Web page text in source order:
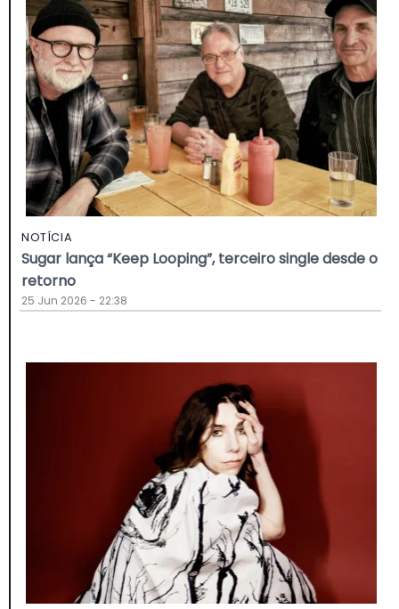
NOTÍCIA
Sugar lança “Keep Looping”, terceiro single desde o
retorno
25 Jun 2026 - 22:38